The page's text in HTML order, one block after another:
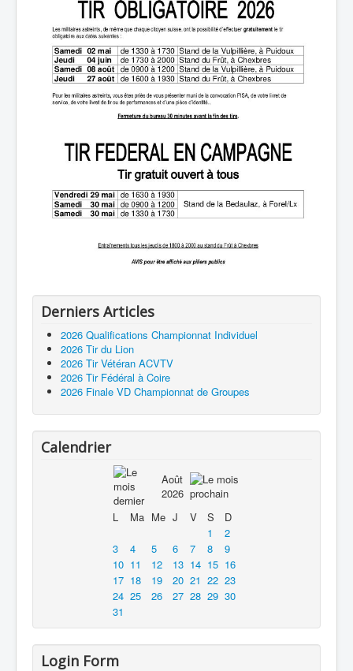
Derniers Articles
2026 Qualifications Championnat Individuel
2026 Tir du Lion
2026 Tir Vétéran ACVTV
2026 Tir Fédéral à Coire
2026 Finale VD Championnat de Groupes
Calendrier
Août
2026
L
Ma Me J V S
D
1
2
3
4 5 6 7 8
9
10 11 12 13 14 15 16
17 18 19 20 21 22 23
24 25 26 27 28 29 30
31
Login Form